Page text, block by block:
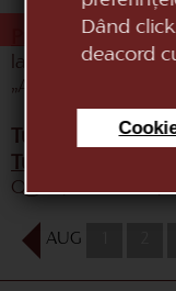
Dând
deacord
laureat al
„A.Stârcea” -
Turnee și
Turnee
Qatar, Germania,
AUG